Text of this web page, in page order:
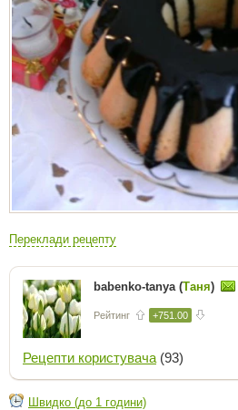
Переклади рецепту
babenko-tanya (Таня)
Рейтинг +751.00
Рецепти користувача (93)
Швидко (до 1 години)